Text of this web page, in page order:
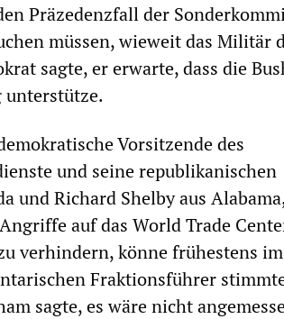
Präzedenzfall der
müssen, wieweit das Militär
sagte, er erwarte, dass die
unterstütze.
Vorsitzende des
und seine republikanischen
und Richard Shelby aus
auf das World Trade
verhindern, könne frühestens
Fraktionsführer
sagte, es wäre nicht